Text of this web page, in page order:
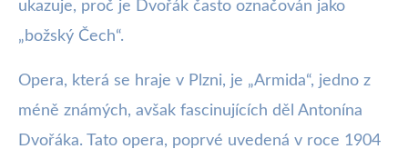
ukazuje, proč je Dvořák často označován jako
„božský Čech“.
Opera, která se hraje v Plzni, je „Armida“, jedno z
méně známých, avšak fascinujících děl Antonína
Dvořáka. Tato opera, poprvé uvedená v roce 1904